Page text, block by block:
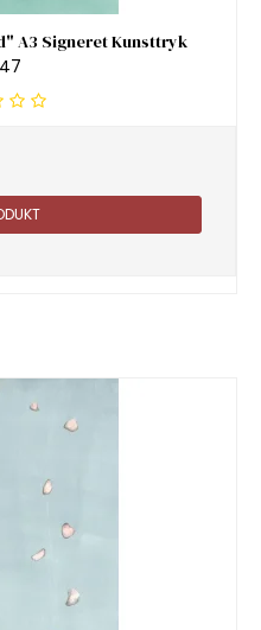
A3 Signeret Kunsttryk